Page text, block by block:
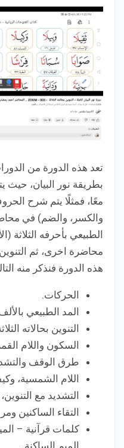
تعد هذه الدورة من
بطريقة نور البيان،
معًا، فمثلًا يتم شرح
والكسر، والضم) في
الطبيعي بأحرفه الثلاثة
محاضرة اخرى، ثم
هذه الدورة فنذكر منه
الحركات.
المد الطبيعي
التنوين بحالاته
السكون واللام
طرق الوقف
اللام الشمسية،
التشديد مع
التقاء الساكنين
كلمات قرآنية –
الميم الساكنة.